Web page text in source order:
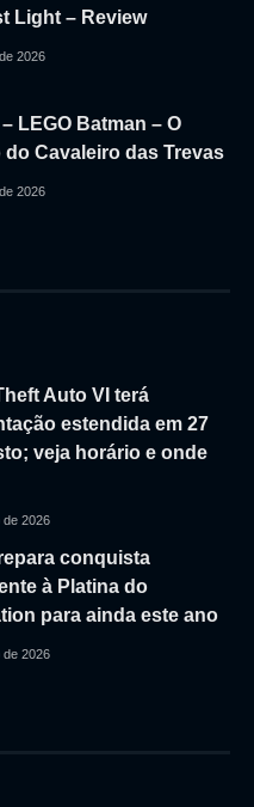
Light – Review
2026
LEGO Batman – O
do Cavaleiro das Trevas
2026
Auto VI terá
estendida em 27
veja horário e onde
de 2026
conquista
à Platina do
para ainda este ano
de 2026